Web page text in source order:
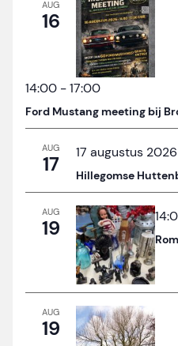
AUG
16
14:00 -17:00
Ford Mustang meeting bij
AUG
17 17 augustus 2026
Hillegomse
AUG
19
AUG
19